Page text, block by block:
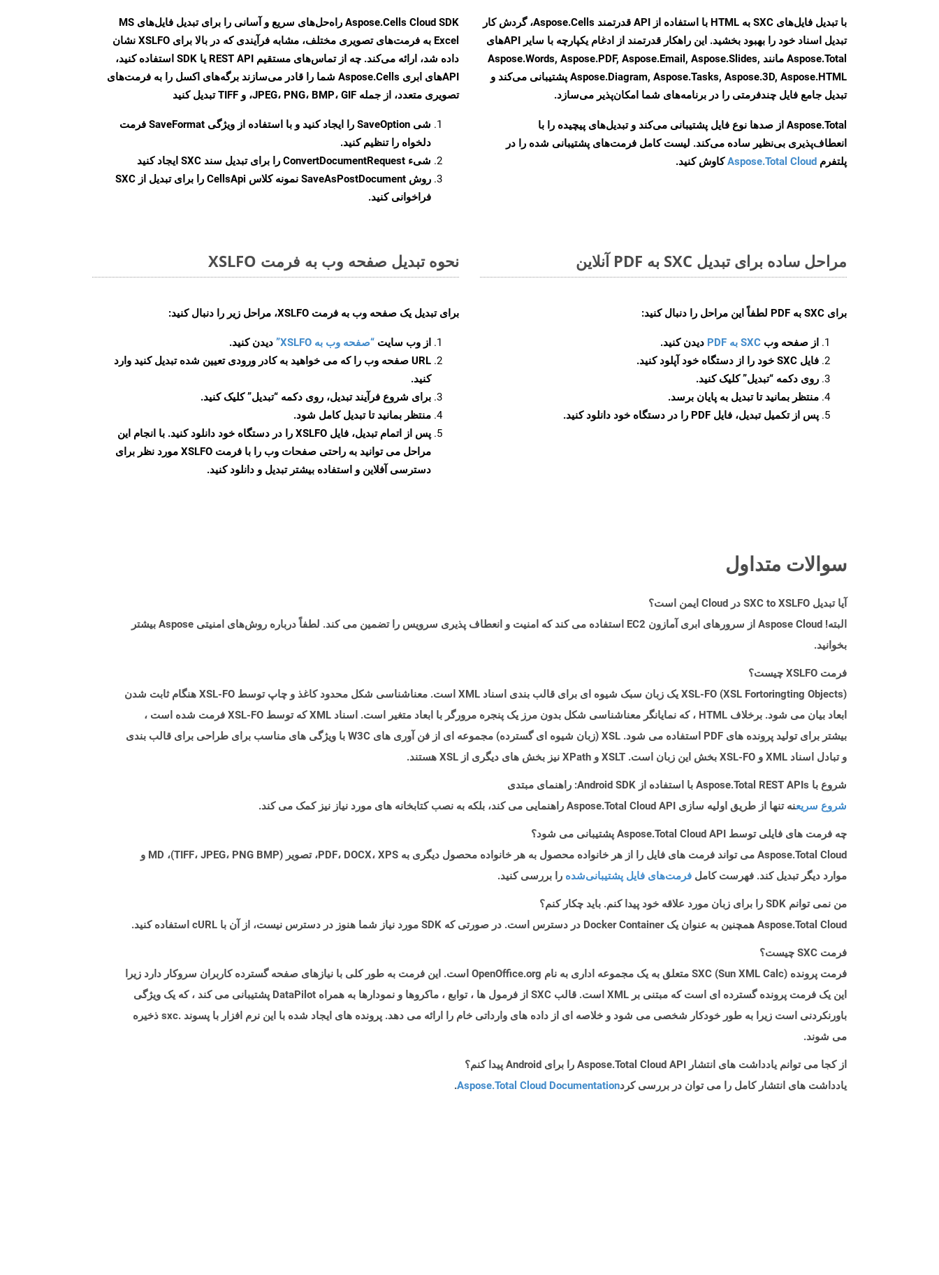
با تبدیل فایل‌های SXC به HTML با استفاده از API قدرتمند Aspose.Cells، گردش کار
تبدیل اسناد خود را بهبود بخشید. این راهکار قدرتمند از ادغام یکپارچه با سایر APIهای
Aspose.Total مانند Aspose.Words, Aspose.PDF, Aspose.Email, Aspose.Slides,
Aspose.Diagram, Aspose.Tasks, Aspose.3D, Aspose.HTML پشتیبانی می‌کند و
تبدیل جامع فایل چندفرمتی را در برنامه‌های شما امکان‌پذیر می‌سازد.
Aspose.Total از صدها نوع فایل پشتیبانی می‌کند و تبدیل‌های پیچیده را با
انعطاف‌پذیری بی‌نظیر ساده می‌کند. لیست کامل فرمت‌های پشتیبانی شده را در
پلتفرم Aspose.Total Cloudکاوش کنید.
Aspose.Cells Cloud SDK راه‌حل‌های سریع و آسانی را برای تبدیل فایل‌های MS
Excel به فرمت‌های تصویری مختلف، مشابه فرآیندی که در بالا برای XSLFO نشان
داده شد، ارائه می‌کند. چه از تماس‌های مستقیم REST API یا SDK استفاده کنید،
APIهای ابری Aspose.Cells شما را قادر می‌سازند برگه‌های اکسل را به فرمت‌های
تصویری متعدد، از جمله JPEG، PNG، BMP، GIF، و TIFF تبدیل کنید
شی SaveOption را ایجاد کنید و با استفاده از ویژگی SaveFormat فرمت
دلخواه را تنظیم کنید.
شیء ConvertDocumentRequest را برای تبدیل سند SXC ایجاد کنید
روش SaveAsPostDocument
نمونه کلاس CellsApi را برای تبدیل از SXC
فراخوانی کنید.
مراحل ساده برای تبدیل SXC به PDF آنلاین
برای SXC به PDF لطفاً این مراحل را دنبال کنید:
از صفحه وب SXC به PDF
دیدن کنید.
فایل SXC خود را از دستگاه خود آپلود کنید.
روی دکمه “تبدیل”کلیک کنید.
منتظر بمانید تا تبدیل به پایان برسد.
پس از تکمیل تبدیل، فایل PDF را در دستگاه خود دانلود کنید.
نحوه تبدیل صفحه وب به فرمت XSLFO
برای تبدیل یک صفحه وب به فرمت XSLFO، مراحل زیر را دنبال کنید:
از وب سایت “صفحه وب به XSLFO”
دیدن کنید.
URL صفحه وب را که می خواهید به کادر ورودی تعیین شده تبدیل کنید وارد
کنید.
برای شروع فرآیند تبدیل، روی دکمه “تبدیل” کلیک کنید.
منتظر بمانید تا تبدیل کامل شود.
پس از اتمام تبدیل، فایل XSLFO را در دستگاه خود دانلود کنید. با انجام این
مراحل می توانید به راحتی صفحات وب را با فرمت XSLFO مورد نظر برای
دسترسی آفلاین و استفاده بیشتر تبدیل و دانلود کنید.
سوالات متداول
آیا تبدیل SXC to XSLFO در Cloud ایمن است؟
البته! Aspose Cloud از سرورهای ابری آمازون EC2 استفاده می کند که امنیت و انعطاف پذیری سرویس را تضمین می کند. لطفاً درباره روش‌های امنیتی Aspose بیشتر
بخوانید.
فرمت XSLFO چیست؟
XSL-FO (XSL Fortoringting Objects) یک زبان سبک شیوه ای برای قالب بندی اسناد XML است. معناشناسی شکل محدود کاغذ و چاپ توسط XSL-FO هنگام ثابت شدن
ابعاد بیان می شود. برخلاف HTML ، که نمایانگر معناشناسی شکل بدون مرز یک پنجره مرورگر با ابعاد متغیر است. اسناد XML که توسط XSL-FO فرمت شده است ،
بیشتر برای تولید پرونده های PDF استفاده می شود. XSL (زبان شیوه ای گسترده) مجموعه ای از فن آوری های W3C با ویژگی های مناسب برای طراحی برای قالب بندی
و تبادل اسناد XML و XSL-FO بخش این زبان است. XSLT و XPath نیز بخش های دیگری از XSL هستند.
شروع با Aspose.Total REST APIs با استفاده از Android SDK: راهنمای مبتدی
شروع سریعنه تنها از طریق اولیه سازی Aspose.Total Cloud API راهنمایی می کند، بلکه به نصب کتابخانه های مورد نیاز نیز کمک می کند.
چه فرمت های فایلی توسط Aspose.Total Cloud API پشتیبانی می شود؟
Aspose.Total Cloud می تواند فرمت های فایل را از هر خانواده محصول به هر خانواده محصول دیگری به PDF، DOCX، XPS، تصویر (TIFF، JPEG، PNG BMP)، MD و
موارد دیگر تبدیل کند. فهرست کامل فرمت‌های فایل پشتیبانی‌شده را بررسی کنید.
من نمی توانم SDK را برای زبان مورد علاقه خود پیدا کنم. باید چکار کنم؟
Aspose.Total Cloud همچنین به عنوان یک Docker Container در دسترس است. در صورتی که SDK مورد نیاز شما هنوز در دسترس نیست، از آن با cURL استفاده کنید.
فرمت SXC چیست؟
فرمت پرونده SXC (Sun XML Calc) متعلق به یک مجموعه اداری به نام OpenOffice.org است. این فرمت به طور کلی با نیازهای صفحه گسترده کاربران سروکار دارد زیرا
این یک فرمت پرونده گسترده ای است که مبتنی بر XML است. قالب SXC از فرمول ها ، توابع ، ماکروها و نمودارها به همراه DataPilot پشتیبانی می کند ، که یک ویژگی
باورنکردنی است زیرا به طور خودکار شخصی می شود و خلاصه ای از داده های وارداتی خام را ارائه می دهد. پرونده های ایجاد شده با این نرم افزار با پسوند .sxc ذخیره
می شوند.
از کجا می توانم یادداشت های انتشار Aspose.Total Cloud API را برای Android پیدا کنم؟
یادداشت های انتشار کامل را می توان در بررسی کردAspose.Total Cloud Documentation
.